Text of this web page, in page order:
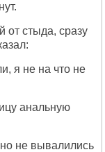
от стыда, сразу
я не на что не
анальную
не вывалились